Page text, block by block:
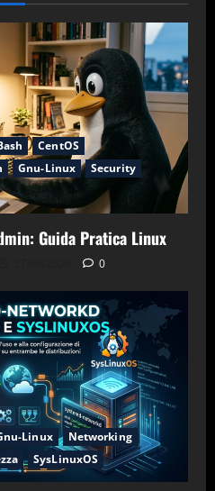
CentOS
Gnu-Linux
Security
Guida Pratica Linux
0
Linux
Networking
SysLinuxOS